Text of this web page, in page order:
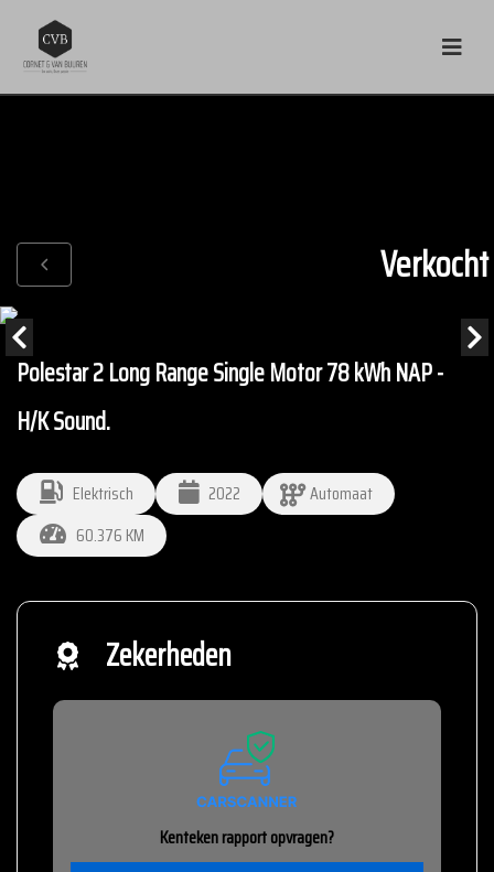
Verkocht
Polestar 2 Long Range Single Motor 78 kWh NAP -
H/K Sound.
Elektrisch 2022
Automaat
60.376 KM
Zekerheden
Kenteken rapport opvragen?